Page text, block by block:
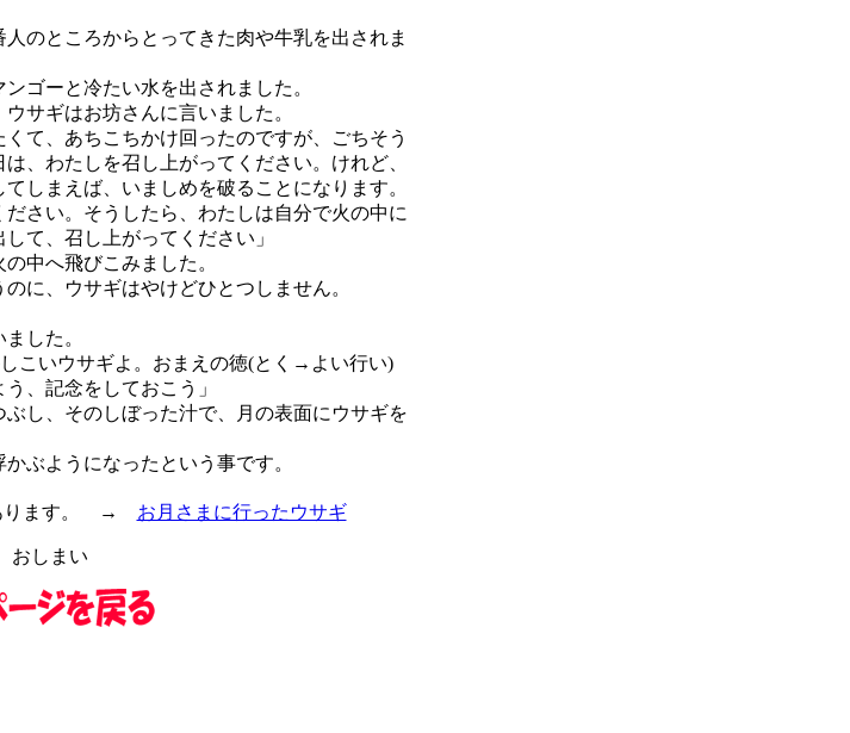
のところからとってきた肉や牛乳を出されま
ゴーと冷たい水を出されました。
サギはお坊さんに言いました。
て、あちこちかけ回ったのですが、ごちそう
、わたしを召し上がってください。けれど、
しまえば、いましめを破ることになります。
さい。そうしたら、わたしは自分で火の中に
て、召し上がってください」
中へ飛びこみました。
に、ウサギはやけどひとつしません。
した。
こいウサギよ。おまえの徳(とく→よい行い)
、記念をしておこう」
し、そのしぼった汁で、月の表面にウサギを
ぶようになったという事です。
ります。 → お月さまに行ったウサギ
おしまい